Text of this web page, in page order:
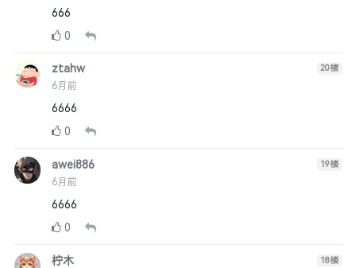
666
0
ztahw
6月前
20楼
6666
0
awei886
6月前
19楼
6666
0
柠木 18楼